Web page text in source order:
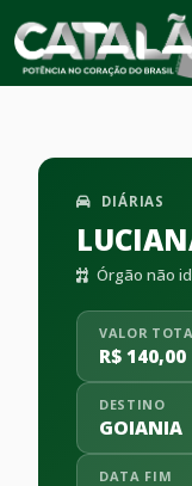
DIÁRIAS
Órgão não
VALOR
R$ 140,00
DESTINO
GOIANIA
DATA FIM